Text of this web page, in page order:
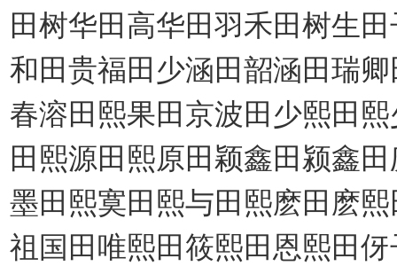
田树华田高华田羽禾田树生
和田贵福田少涵田韶涵田瑞
春溶田熙果田京波田少熙田
田熙源田熙原田颖鑫田颍鑫
墨田熙寞田熙与田熙麽田麽
祖国田唯熙田筱熙田恩熙田